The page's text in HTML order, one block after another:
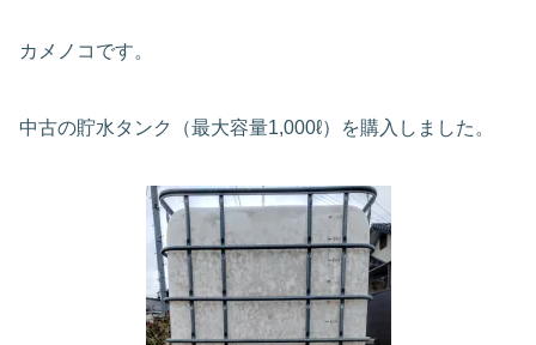
カメノコです。
中古の貯水タンク（最大容量1,000ℓ）を購入しました。